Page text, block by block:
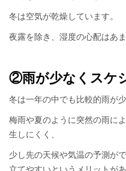
冬は空気が乾燥しています。
夜露を除き、湿度の心配はあ
②雨が少なくスケ
冬は一年の中でも比較的雨が
梅雨や夏のように突然の雨に
生しにくく、
少し先の天候や気温の予測が